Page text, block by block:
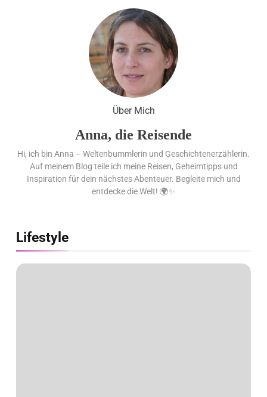
Flachste mechanische
Weltzeituhr gewinnt Red Dot:
Best of the Best 2026 / NOMOS
Glashütte erzielt 94 von 100
Punkten.
Über Mich
Anna, die Reisende
Hi, ich bin Anna – Weltenbummlerin und Geschichtenerzählerin.
Auf meinem Blog teile ich meine Reisen, Geheimtipps und
Inspiration für dein nächstes Abenteuer. Begleite mich und
entdecke die Welt! 🌍✨
Lifestyle